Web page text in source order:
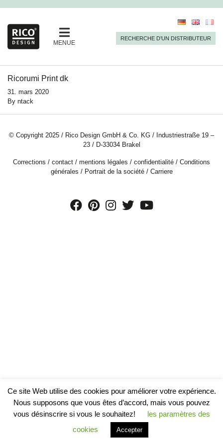
MENUE
RECHERCHE D’UN DISTRIBUTEUR
Ricorumi Print dk
31. mars 2020
By ntack
© Copyright 2025 / Rico Design GmbH & Co. KG / Industriestraße 19 –
23 / D-33034 Brakel
Corrections / contact / mentions légales / confidentialité / Conditions
générales / Portrait de la société/ Carriere
Ce site Web utilise des cookies pour améliorer votre expérience.
Nous supposons que vous êtes d’accord, mais vous pouvez
vous désinscrire si vous le souhaitez!
les paramètres des
cookies
Accepter